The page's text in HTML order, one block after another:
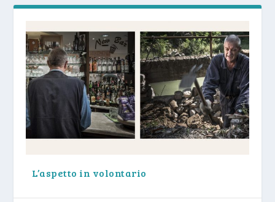
L’aspetto in volontario